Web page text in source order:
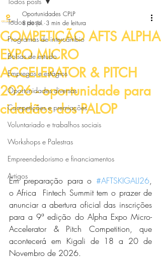
Todos posts
Programas de intercâmbio
Bolsas de estudo
Empregos e estágios
Oportunidades diversas
Competições e premiações
Voluntariado e trabalhos sociais
Workshops e Palestras
Empreendedorismo e financiamentos
Artigos
COMPETIÇÃO AFTS ALPHA
EXPO MICRO
ACCELERATOR & PITCH
2026 - oportunidade para
cidadãos dos PALOP
Oportunidades CPLP
8 de jul. 3 min de leitura
Em preparação para o #AFTSKIGALI26,
o Africa  Fintech Summit tem o prazer de
anunciar a abertura oficial das inscrições
para a 9ª edição do Alpha Expo Micro-
Accelerator & Pitch Competition, que
acontecerá em Kigali de 18 a 20 de
Novembro de 2026.